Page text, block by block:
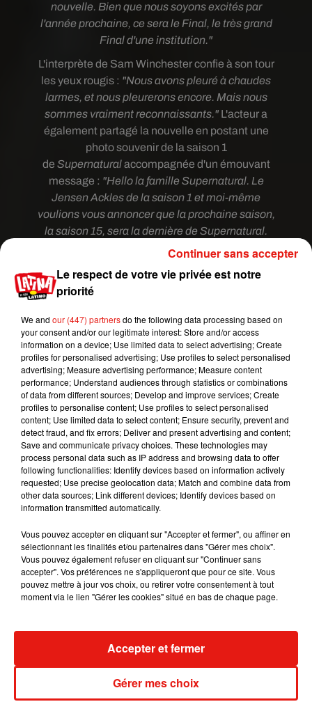
nouvelle. Bien que nous soyons excités par
l'année prochaine, ce sera le Final, le très grand
Final d'une institution."
L'interprète de Sam Winchester confie à son tour
les yeux rougis : "Nous avons pleuré à chaudes
larmes, et nous pleurerons encore. Mais nous
sommes vraiment reconnaissants." L'acteur a
également partagé la nouvelle en postant une
photo souvenir de la saison 1
de Supernaturalaccompagnée d'un émouvant
message : "Hello la famille Supernatural. Le
Jensen Ackles de la saison 1 et moi-même
voulions vous annoncer que la prochaine saison,
la saison 15, sera la dernière de Supernatural.
J'éprouve une telle gratitude pour cette famille
tous et vous suis bien plus reconnaissant que ce
que mon maigre vocabulaire ne pourra jamais
exprimer. Je suis aussi en train d'écrire à travers
mes larmes. Alors, s'il vous plaît, pardonnez-moi.
A la prochaine.
#lesWinchesternemeurentjamais".
Voir cette publication sur Instagram
Dear #spnfamily , Season 1 @jensenackles and
I want you to know that next season, SEASON
so incredibly grateful for the family that we’ve all
built together. I love y’all and am more
could hope to describe. I’m also typing through
Le respect de votre vie privée est notre
priorité
We and our (447) partnersdo the following data processing based on
your consent and/or our legitimate interest: Store and/or access
information on a device; Use limited data to select advertising; Create
profiles for personalised advertising; Use profiles to select personalised
advertising; Measure advertising performance; Measure content
performance; Understand audiences through statistics or combinations
of data from different sources; Develop and improve services; Create
profiles to personalise content; Use profiles to select personalised
content; Use limited data to select content; Ensure security, prevent and
detect fraud, and fix errors; Deliver and present advertising and content;
Save and communicate privacy choices. These technologies may
process personal data such as IP address and browsing data to offer
following functionalities: Identify devices based on information actively
requested; Use precise geolocation data; Match and combine data from
other data sources; Link different devices; Identify devices based on
information transmitted automatically.
Vous pouvez accepter en cliquant sur "Accepter et fermer", ou affiner en
sélectionnant les finalités et/ou partenaires dans "Gérer mes choix".
Vous pouvez également refuser en cliquant sur "Continuer sans
accepter". Vos préférences ne s'appliqueront que pour ce site. Vous
pouvez mettre à jour vos choix, ou retirer votre consentement à tout
moment via le lien "Gérer les cookies" situé en bas de chaque page.
Gérer mes choix
Accepter et fermer
Continuer sans accepter